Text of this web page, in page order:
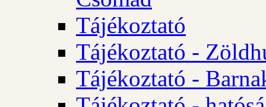
Tájékoztató
Tájékoztató -
Tájékoztató -